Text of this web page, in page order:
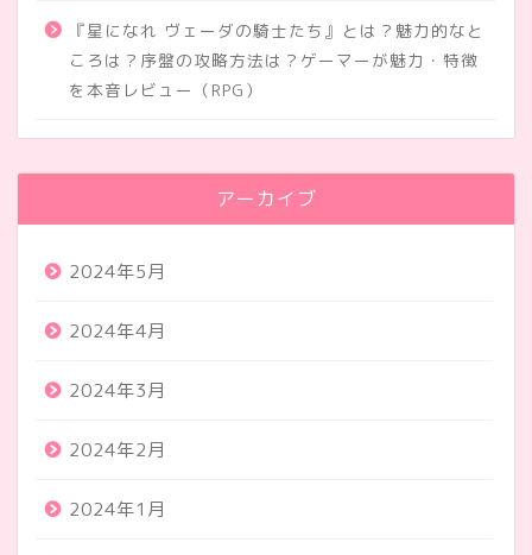
『星になれ ヴェーダの騎士たち』とは？魅力的なと
ころは？序盤の攻略方法は？ゲーマーが魅力・特徴
を本音レビュー（RPG）
アーカイブ
2024年5月
2024年4月
2024年3月
2024年2月
2024年1月